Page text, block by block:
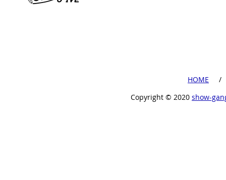
​HOME
​ /
Copyright ©︎ 2020 show-